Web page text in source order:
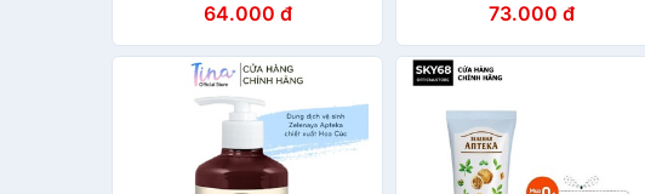
64.000 đ 73.000 đ